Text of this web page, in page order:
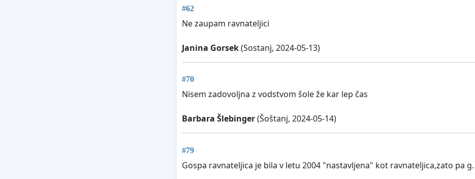
#62
Ne zaupam ravnateljici
Janina Gorsek(Sostanj, 2024-05-13)
#70
Nisem zadovoljna z vodstvom šole že kar lep čas
Barbara Šlebinger(Šoštanj, 2024-05-14)
#79
Gospa ravnateljica je bila v letu 2004 "nastavljena" kot ravnateljica,zato pa